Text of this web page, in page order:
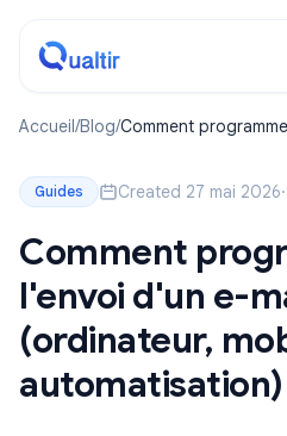
Accueil/Blog/Comment
Guides Created 27 mai 2026·
Comment
l'envoi d'un e-
(ordinateur,
automatisation)